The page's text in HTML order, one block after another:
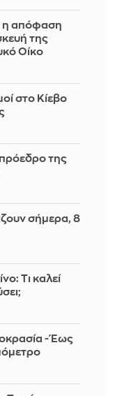
η απόφαση
της
Οίκο
στο Κίεβο
της
σήμερα, 8
Τι καλεί
- Έως